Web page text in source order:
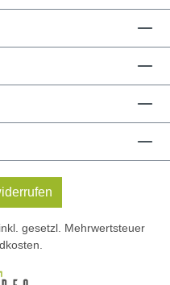
gesetzl. Mehrwertsteuer